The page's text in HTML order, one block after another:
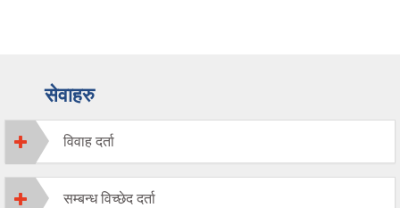
सेवाहरु
विवाह दर्ता
सम्बन्ध विच्छेद दर्ता